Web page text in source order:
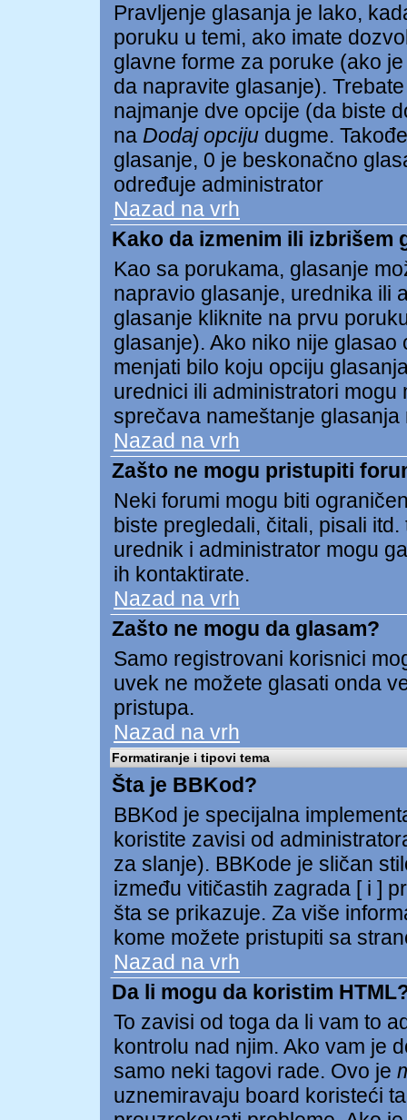
Pravljenje glasanja je lako,
poruku u temi, ako imate
glavne forme za poruke (ako
da napravite glasanje).
najmanje dve opcije (da biste
na Dodaj opciju dugme.
glasanje, 0 je beskonačno
određuje administrator
Nazad na vrh
Kako da izmenim ili izbrišem
Kao sa porukama, glasanje
napravio glasanje, urednika ili
glasanje kliknite na prvu
glasanje). Ako niko nije
menjati bilo koju opciju
urednici ili administratori
sprečava nameštanje
Nazad na vrh
Zašto ne mogu pristupiti
Neki forumi mogu biti
biste pregledali, čitali, pisali
urednik i administrator mogu
ih kontaktirate.
Nazad na vrh
Zašto ne mogu da glasam?
Samo registrovani korisnici
uvek ne možete glasati onda
pristupa.
Nazad na vrh
Formatiranje i tipovi tema
Šta je BBKod?
BBKod je specijalna
koristite zavisi od
za slanje). BBKode je sličan
između vitičastih zagrada [ i ]
šta se prikazuje. Za više
kome možete pristupiti sa
Nazad na vrh
Da li mogu da koristim
To zavisi od toga da li vam to
kontrolu nad njim. Ako vam je
samo neki tagovi rade. Ovo je
uznemiravaju board koristeći